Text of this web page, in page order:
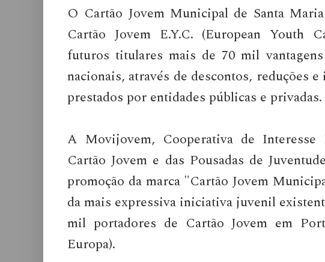
O Cartão Jovem Municipal de Santa
Cartão Jovem E.Y.C. (European Youth
futuros titulares mais de 70 mil
nacionais, através de descontos, reduções
prestados por entidades públicas e privadas.
A Movijovem, Cooperativa de
Cartão Jovem e das Pousadas de
promoção da marca "Cartão Jovem
da mais expressiva iniciativa juvenil
mil portadores de Cartão Jovem em
Europa).